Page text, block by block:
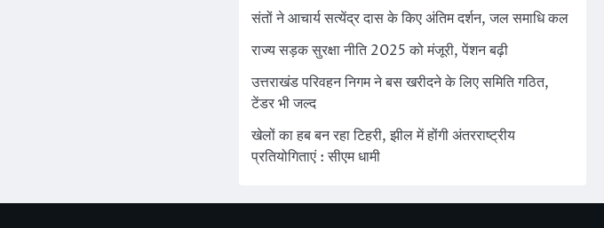
संतों ने आचार्य सत्येंद्र दास के किए अंतिम दर्शन, जल समाधि कल
राज्य सड़क सुरक्षा नीति 2025 को मंजूरी, पेंशन बढ़ी
उत्तराखंड परिवहन निगम ने बस खरीदने के लिए समिति गठित,
टेंडर भी जल्द
खेलों का हब बन रहा टिहरी, झील में होंगी अंतरराष्ट्रीय
प्रतियोगिताएं : सीएम धामी